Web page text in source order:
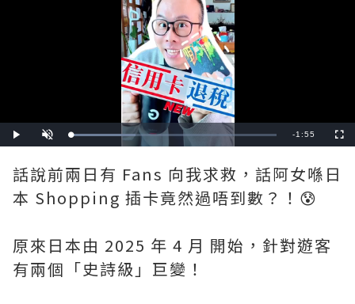
Play Unmute Loaded:
31.30%
Remaining
-1:55
話說前兩日有 Fans 向我求救，話阿女喺日
本 Shopping 插卡竟然過唔到數？！😰
原來日本由 2025 年 4 月 開始，針對遊客
有兩個「史詩級」巨變！